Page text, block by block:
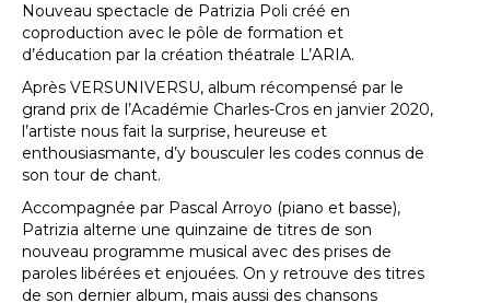
Nouveau spectacle de Patrizia Poli créé en
coproduction avec le pôle de formation et
d’éducation par la création théatrale L’ARIA.
Après VERSUNIVERSU, album récompensé par le
grand prix de l’Académie Charles-Cros en janvier 2020,
l’artiste nous fait la surprise, heureuse et
enthousiasmante, d’y bousculer les codes connus de
son tour de chant.
Accompagnée par Pascal Arroyo (piano et basse),
Patrizia alterne une quinzaine de titres de son
nouveau programme musical avec des prises de
paroles libérées et enjouées. On y retrouve des titres
de son dernier album, mais aussi des chansons